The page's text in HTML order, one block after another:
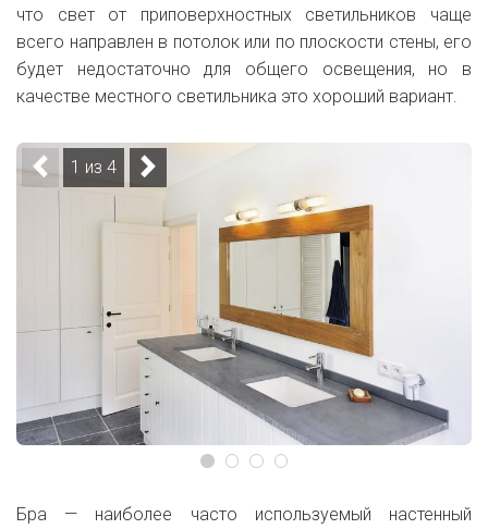
что свет от приповерхностных светильников чаще
всего направлен в потолок или по плоскости стены, его
будет недостаточно для общего освещения, но в
качестве местного светильника это хороший вариант.
1 из 4
Бра — наиболее часто используемый настенный